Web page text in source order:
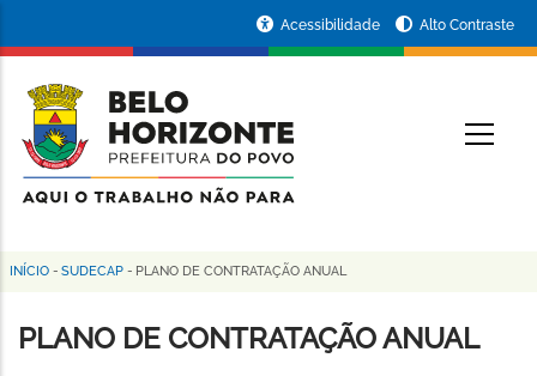
conteúdo
principal
da
Prefeitura
de
Horizonte
Acessibilidade Alto Contraste
Trilha
de
INÍCIO - SUDECAP - PLANO DE CONTRATAÇÃO ANUAL
PLANO DE CONTRATAÇÃO ANUAL